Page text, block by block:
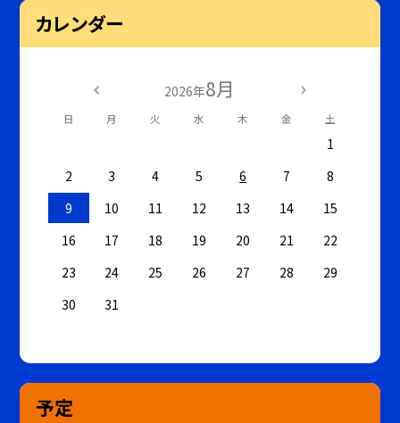
カレンダー
2026年8月
日 月 火 水 木 金 土
1
2
3 4 5 6 7
8
9
10 11 12 13 14
15
16
17 18 19 20 21
22
23
24 25 26 27 28
29
30
31
予定